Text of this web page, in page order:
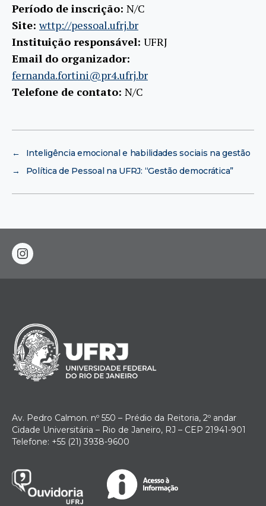
Período de inscrição: N/C
Site:wttp://pessoal.ufrj.br
Instituição responsável: UFRJ
Email do organizador:
fernanda.fortini@pr4.ufrj.br
Telefone de contato: N/C
←
Inteligência emocional e habilidades sociais na gestão
→
Política de Pessoal na UFRJ: “Gestão democrática”
instagram
Av. Pedro Calmon. nº 550 – Prédio da Reitoria, 2º andar
Cidade Universitária – Rio de Janeiro, RJ – CEP 21941-901
Telefone: +55 (21) 3938-9600